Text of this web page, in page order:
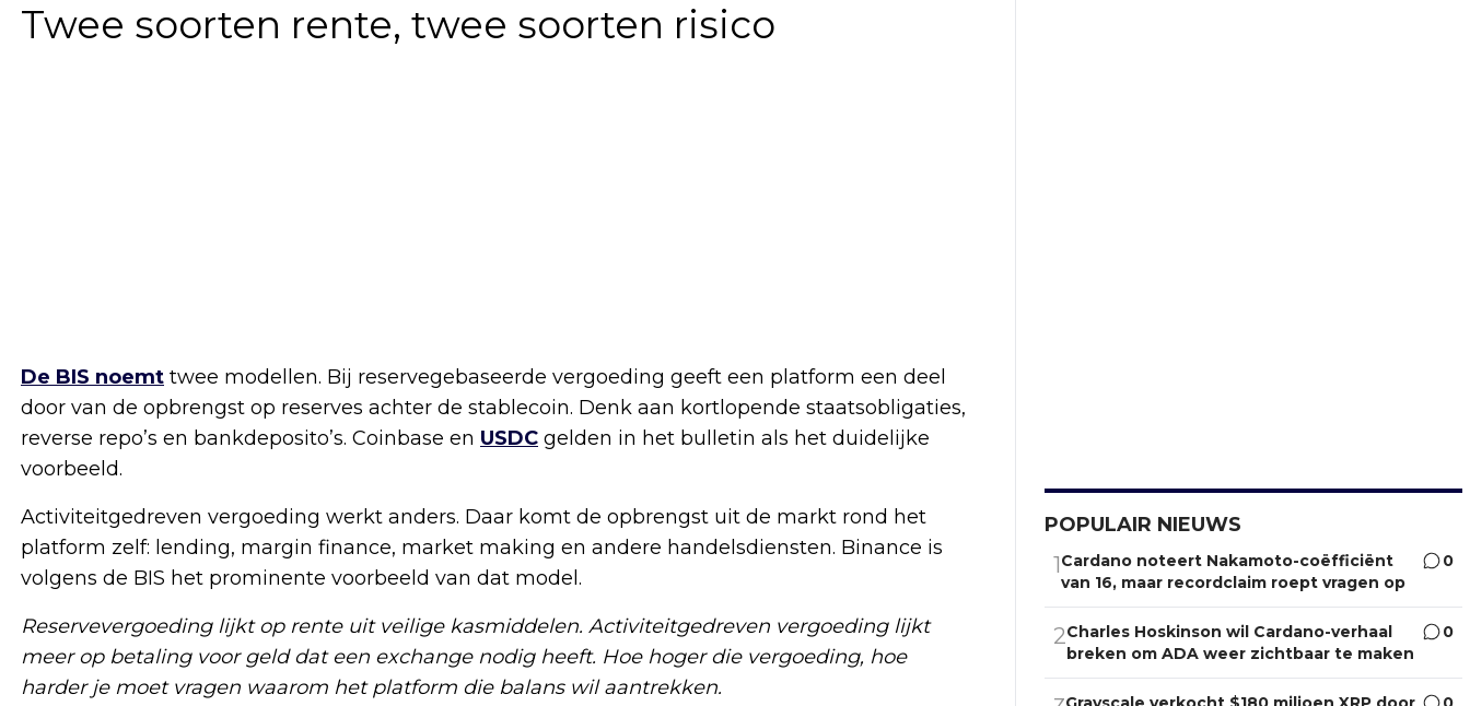
Twee soorten rente, twee soorten risico
De BIS noemt twee modellen. Bij reservegebaseerde vergoeding geeft een platform een deel
door van de opbrengst op reserves achter de stablecoin. Denk aan kortlopende staatsobligaties,
reverse repo’s en bankdeposito’s. Coinbase en USDC gelden in het bulletin als het duidelijke
voorbeeld.
Activiteitgedreven vergoeding werkt anders. Daar komt de opbrengst uit de markt rond het
platform zelf: lending, margin finance, market making en andere handelsdiensten. Binance is
volgens de BIS het prominente voorbeeld van dat model.
Reservevergoeding lijkt op rente uit veilige kasmiddelen. Activiteitgedreven vergoeding lijkt
meer op betaling voor geld dat een exchange nodig heeft. Hoe hoger die vergoeding, hoe
harder je moet vragen waarom het platform die balans wil aantrekken.
POPULAIR NIEUWS
1Cardano noteert Nakamoto-coëfficiënt
van 16, maar recordclaim roept vragen op
0
2Charles Hoskinson wil Cardano-verhaal
breken om ADA weer zichtbaar te maken
0